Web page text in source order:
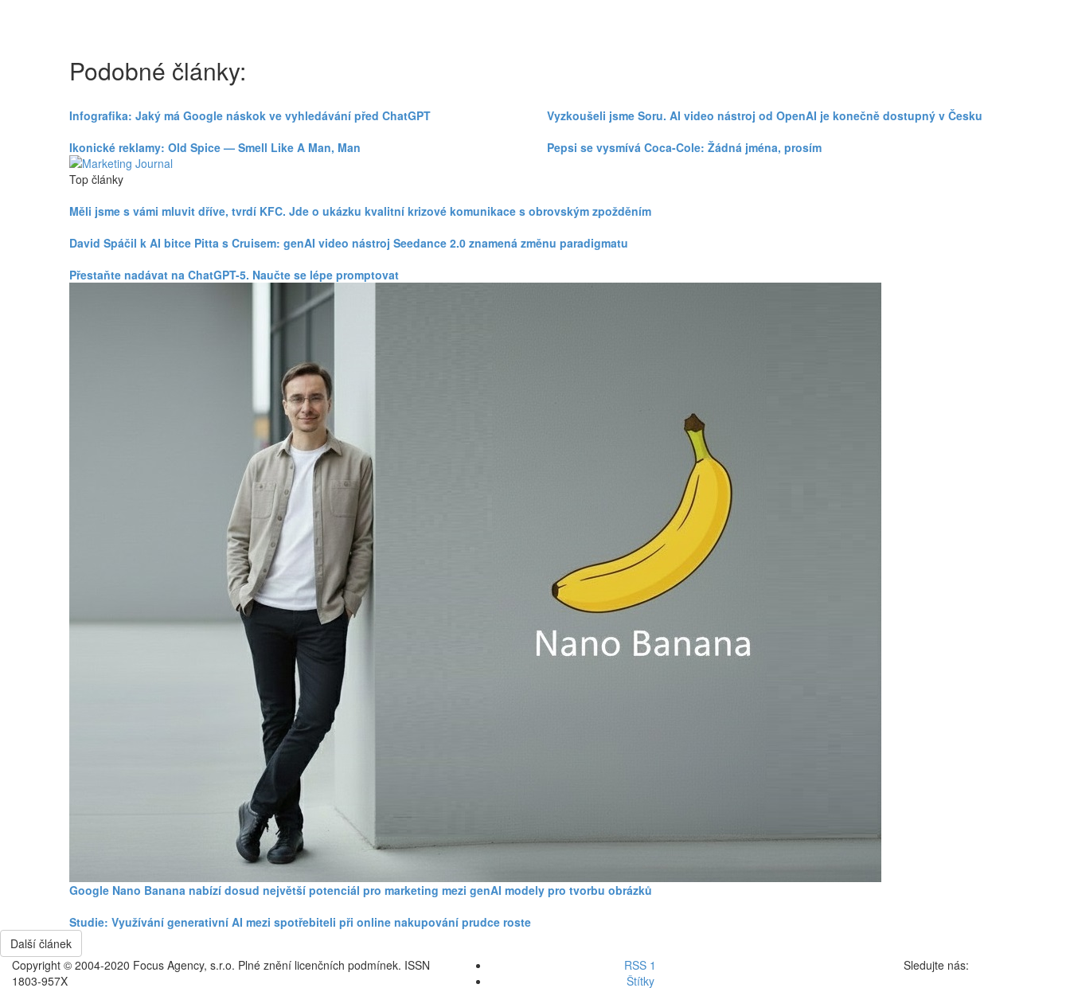
Podobné články:
Infografika: Jaký má Google náskok ve vyhledávání před ChatGPT
Vyzkoušeli jsme Soru. AI video nástroj od OpenAI je konečně dostupný v Česku
Ikonické reklamy: Old Spice — Smell Like A Man, Man
Pepsi se vysmívá Coca-Cole: Žádná jména, prosím
Top články
Měli jsme s vámi mluvit dříve, tvrdí KFC. Jde o ukázku kvalitní krizové komunikace s obrovským zpožděním
David Spáčil k AI bitce Pitta s Cruisem: genAI video nástroj Seedance 2.0 znamená změnu paradigmatu
Přestaňte nadávat na ChatGPT-5. Naučte se lépe promptovat
Google Nano Banana nabízí dosud největší potenciál pro marketing mezi genAI modely pro tvorbu obrázků
Studie: Využívání generativní AI mezi spotřebiteli při online nakupování prudce roste
Další článek
Copyright © 2004-2020 Focus Agency, s.r.o. Plné znění licenčních podmínek. ISSN
1803-957X
RSS 1
Štítky
Sledujte nás: